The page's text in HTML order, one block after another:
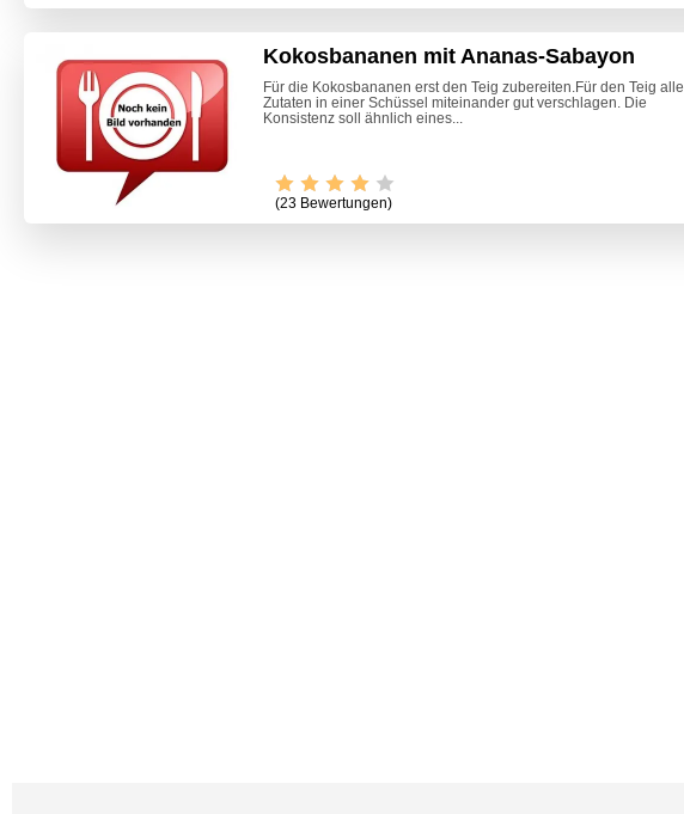
Kokosbananen mit Ananas-Sabayon
Für die Kokosbananen erst den Teig zubereiten.Für den Teig alle
Zutaten in einer Schüssel miteinander gut verschlagen. Die
Konsistenz soll ähnlich eines...
(23 Bewertungen)